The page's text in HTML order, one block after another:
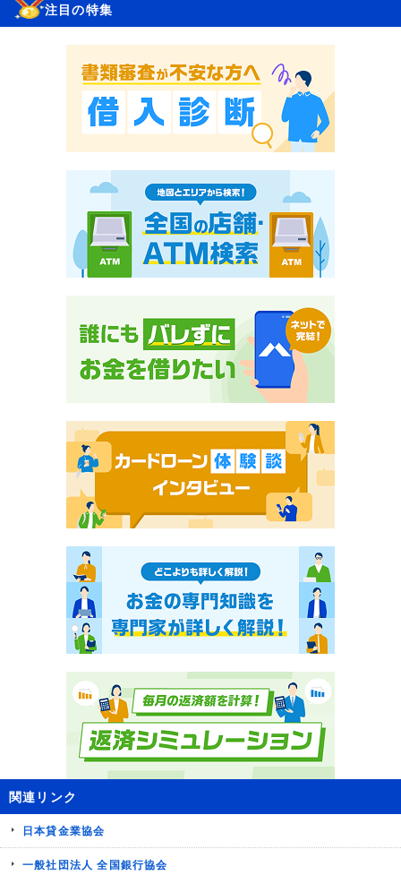
注目の特集
関連リンク
日本貸金業協会
一般社団法人 全国銀行協会